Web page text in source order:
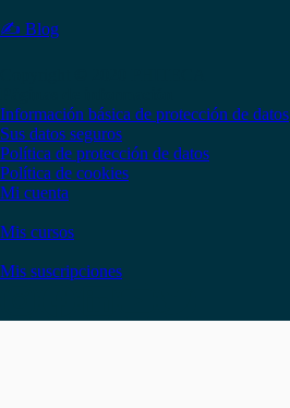
✍ Blog
Información básica de protección de datos
Sus datos seguros
Política de protección de datos
Política de cookies
Mi cuenta
Mis cursos
Mis suscripciones